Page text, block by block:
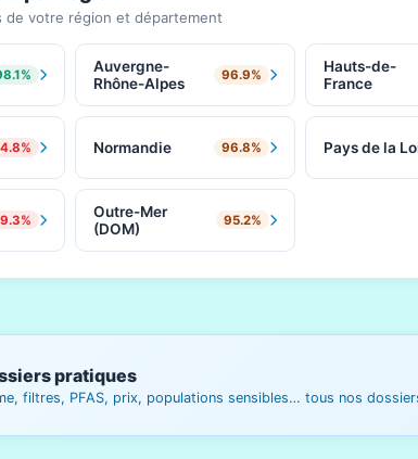
de votre région et département
Auvergne-
Rhône-Alpes
96.9%
Hauts-de-
France
Normandie 96.8% Pays de la
Outre-Mer
(DOM)
95.2%
pratiques
filtres, PFAS, prix, populations sensibles… tous nos